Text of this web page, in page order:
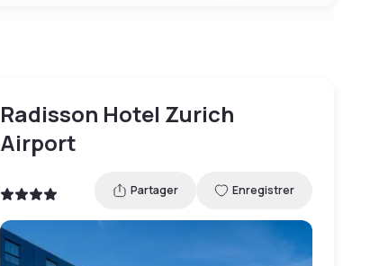
Radisson Hotel Zurich
Airport
Partager Enregistrer